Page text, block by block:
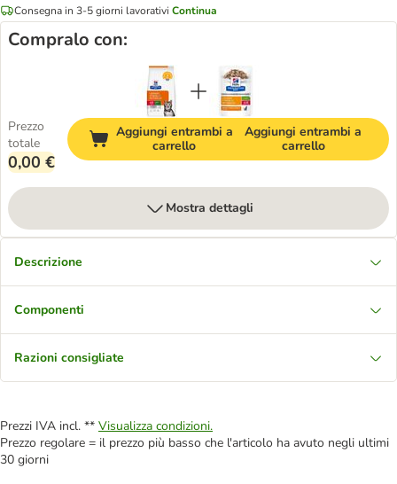
Consegna in 3-5 giorni lavorativi Continua
Compralo con:
Prezzo
totale
0,00 €
Aggiungi entrambi a
carrello
Aggiungi entrambi a
carrello
Mostra dettagli
Descrizione
Componenti
Razioni consigliate
Prezzi IVA incl. ** Visualizza condizioni.
Prezzo regolare = il prezzo più basso che l'articolo ha avuto negli ultimi
30 giorni